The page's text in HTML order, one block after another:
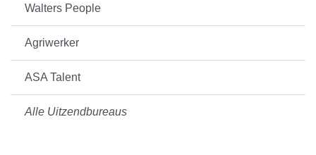
Walters People
Agriwerker
ASA Talent
Alle Uitzendbureaus